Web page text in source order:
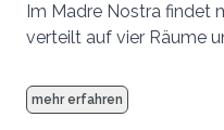
grosse Stube
Im Madre Nostra findet
verteilt auf vier Räume
mehr erfahren